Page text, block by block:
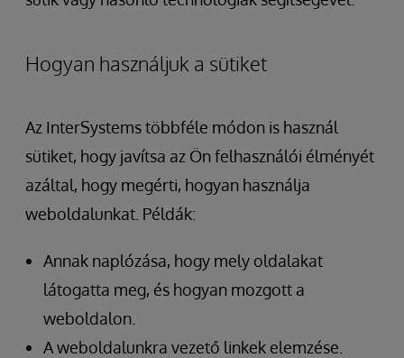
Hogyan használjuk a sütiket
Az InterSystems többféle módon is használ
sütiket, hogy javítsa az Ön felhasználói élményét
azáltal, hogy megérti, hogyan használja
weboldalunkat. Példák:
Annak naplózása, hogy mely oldalakat
látogatta meg, és hogyan mozgott a
weboldalon.
A weboldalunkra vezető linkek elemzése.